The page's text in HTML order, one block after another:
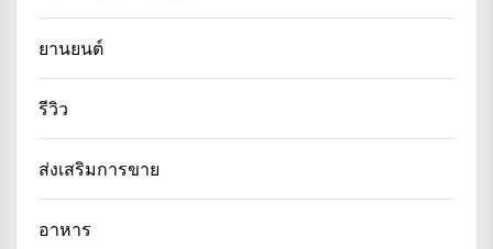
ยานยนต์
รีวิว
ส่งเสริมการขาย
อาหาร